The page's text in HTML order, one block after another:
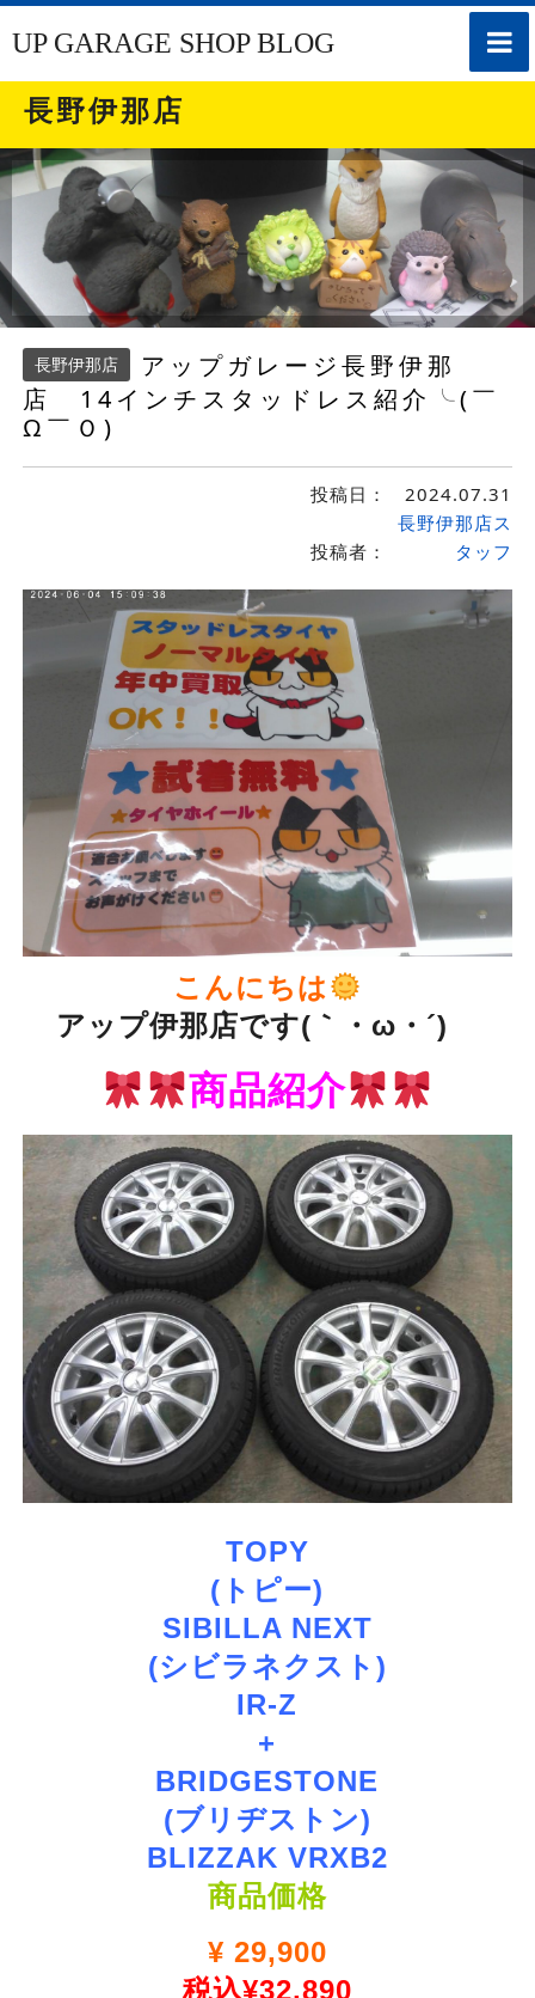
toggle
UP GARAGE SHOP BLOG
長野伊那店
長野伊那店
アップガレージ長野伊那
店 14インチスタッドレス紹介╰(￣
Ω￣Ｏ)
投稿日： 2024.07.31
投稿者：
長野伊那店ス
タッフ
こんにちは
アップ伊那店です(｀・ω・´)ゞ
商品紹介
TOPY
(トピー)
SIBILLA NEXT
(シビラネクスト)
IR-Z
+
BRIDGESTONE
(ブリヂストン)
BLIZZAK VRXB2
商品価格
¥ 29,900
税込¥32,890